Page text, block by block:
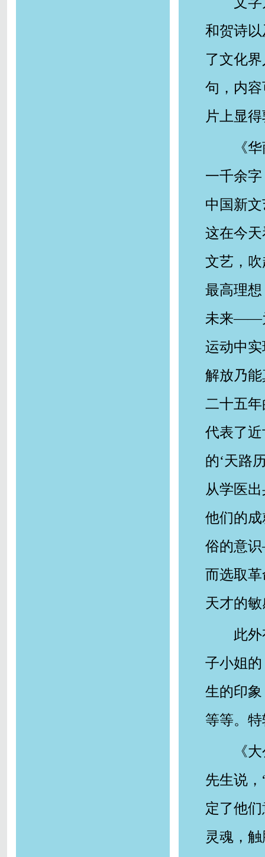
和贺诗
了文化
句，内
片上显
《
一千余
中国新
这在今
文艺，吹
最高理
未来——
运动中
解放乃
二十五年
代表了
的‘天路
从学医
他们的
俗的意
而选取
天才的
此
子小姐
生的印
等等。
《
先生说
定了他
灵魂，